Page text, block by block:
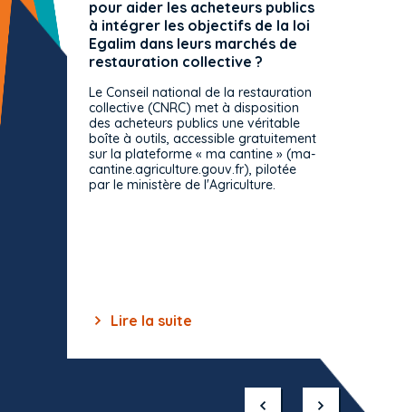
pour aider les acheteurs publics
à intégrer les objectifs de la loi
Egalim dans leurs marchés de
restauration collective ?
Le Conseil national de la restauration
collective (CNRC) met à disposition
des acheteurs publics une véritable
boîte à outils, accessible gratuitement
sur la plateforme « ma cantine » (ma-
cantine.agriculture.gouv.fr), pilotée
par le ministère de l'Agriculture.
Lire la suite